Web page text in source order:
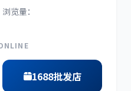
帕金斯
浏览量：
1688批发店